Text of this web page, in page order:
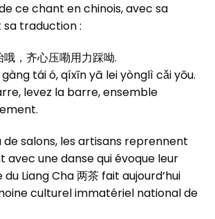
ce chant en chinois, avec sa
traduction :
，齐心压嘞用力踩呦.
tái ó, qíxīn yā lei yònglì cǎi yōu.
levez la barre, ensemble
de salons, les artisans reprennent
avec une danse qui évoque leur
Liang Cha 两茶 fait aujourd’hui
culturel immatériel national de